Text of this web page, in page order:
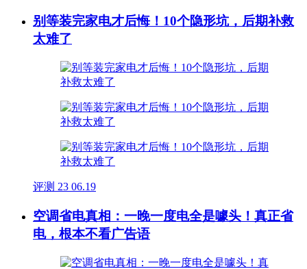
别等装完家电才后悔！10个隐形坑，后期补救
太难了
评测 23 06.19
空调省电真相：一晚一度电全是噱头！真正省
电，根本不看广告语